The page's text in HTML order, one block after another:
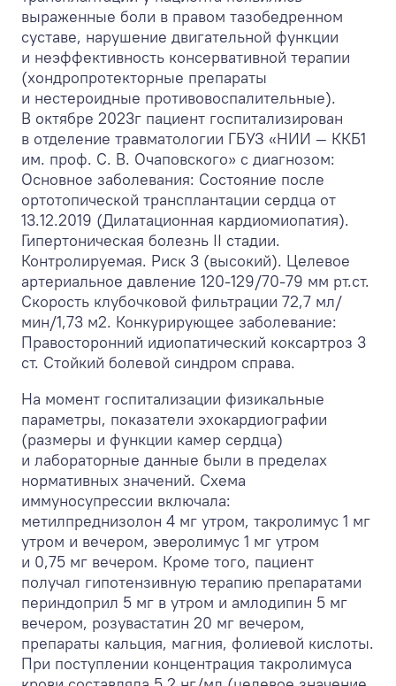
выраженные боли в правом тазобедренном
суставе, нарушение двигательной функции
и неэффективность консервативной терапии
(хондропротекторные препараты
и нестероидные противовоспалительные).
В октябре 2023г пациент госпитализирован
в отделение травматологии ГБУЗ «НИИ — ККБ1
им. проф. С. В. Очаповского» с диагнозом:
Основное заболевания: Состояние после
ортотопической трансплантации сердца от
13.12.2019 (Дилатационная кардиомиопатия).
Гипертоническая болезнь II стадии.
Контролируемая. Риск 3 (высокий). Целевое
артериальное давление 120-129/70-79 мм рт.ст.
Скорость клубочковой фильтрации 72,7 мл/
мин/1,73 м2. Конкурирующее заболевание:
Правосторонний идиопатический коксартроз 3
ст. Стойкий болевой синдром справа.
На момент госпитализации физикальные
параметры, показатели эхокардиографии
(размеры и функции камер сердца)
и лабораторные данные были в пределах
нормативных значений. Схема
иммуносупрессии включала:
метилпреднизолон 4 мг утром, такролимус 1 мг
утром и вечером, эверолимус 1 мг утром
и 0,75 мг вечером. Кроме того, пациент
получал гипотензивную терапию препаратами
периндоприл 5 мг в утром и амлодипин 5 мг
вечером, розувастатин 20 мг вечером,
препараты кальция, магния, фолиевой кислоты.
При поступлении концентрация такролимуса